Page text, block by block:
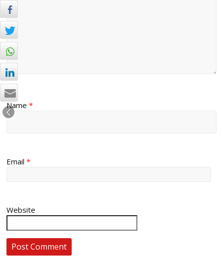
Name*
Email*
Website